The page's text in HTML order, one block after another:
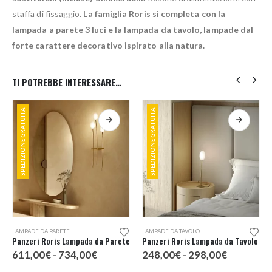
staffa di fissaggio. La famiglia Roris si completa con la
lampada a parete 3 luci e la lampada da tavolo, lampade dal
forte carattere decorativo ispirato alla natura.
TI POTREBBE INTERESSARE…
SPEDIZIONE GRATUITA
Questo prodotto ha più varianti. Le opzioni possono essere scelte nella pagina del prodotto
LAMPADE DA PARETE
Panzeri Roris Lampada da Parete
611,00€ - 734,00€Fascia
SPEDIZIONE GRATUITA
Questo prodotto ha più varianti. Le opzioni possono essere scelte nella pagina del prodotto
LAMPADE DA TAVOLO
Panzeri Roris Lampada da Tavolo
248,00€ - 298,00€Fascia